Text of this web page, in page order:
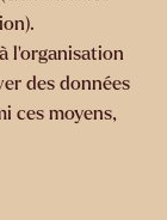
l’organisation
des données
ces moyens,